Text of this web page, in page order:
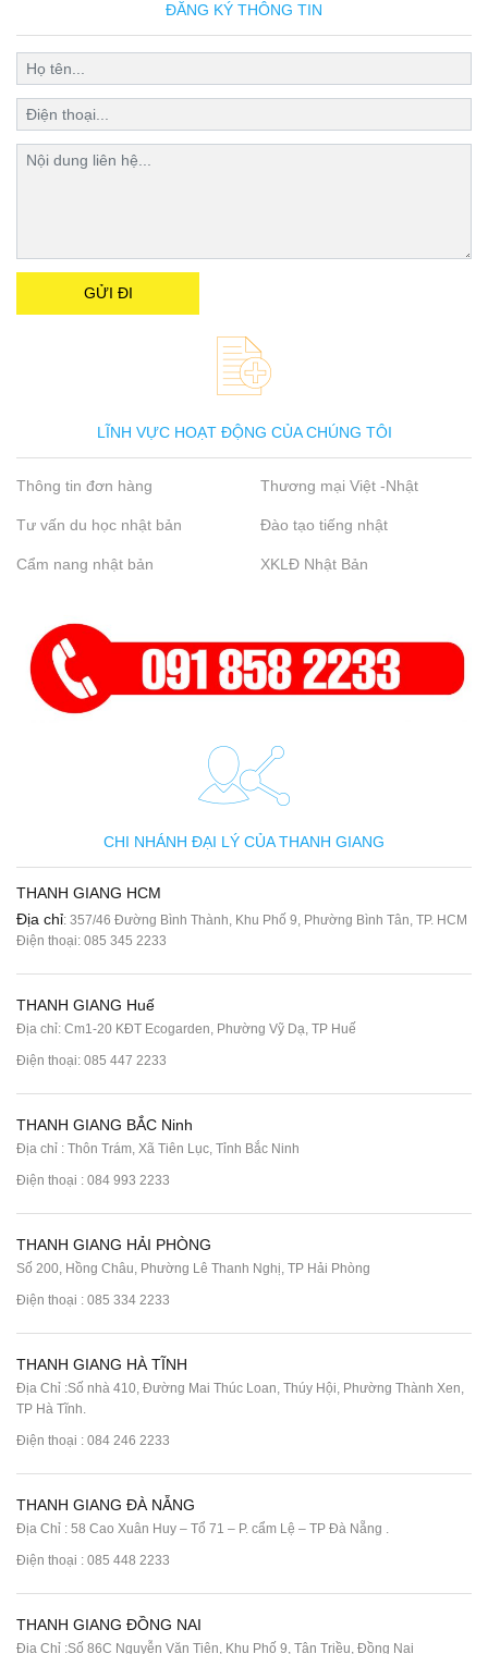
ĐĂNG KÝ THÔNG TIN
LĨNH VỰC HOẠT ĐỘNG CỦA CHÚNG TÔI
Thông tin đơn hàng Thương mại Việt -Nhật
Tư vấn du học nhật bản Đào tạo tiếng nhật
Cẩm nang nhật bản XKLĐ Nhật Bản
CHI NHÁNH ĐẠI LÝ CỦA THANH GIANG
THANH GIANG HCM
Địa chỉ: 357/46 Đường Bình Thành, Khu Phố 9, Phường Bình Tân, TP. HCM
Điện thoại: 085 345 2233
THANH GIANG Huế
Địa chỉ: Cm1-20 KĐT Ecogarden, Phường Vỹ Dạ, TP Huế
Điện thoại: 085 447 2233
THANH GIANG BẮC Ninh
Địa chỉ : Thôn Trám, Xã Tiên Lục, Tỉnh Bắc Ninh
Điện thoại : 084 993 2233
THANH GIANG HẢI PHÒNG
Số 200, Hồng Châu, Phường Lê Thanh Nghị, TP Hải Phòng
Điện thoại : 085 334 2233
THANH GIANG HÀ TĨNH
Địa Chỉ :Số nhà 410, Đường Mai Thúc Loan, Thúy Hội, Phường Thành Xen,
TP Hà Tĩnh.
Điện thoại : 084 246 2233
THANH GIANG ĐÀ NẴNG
Địa Chỉ : 58 Cao Xuân Huy – Tổ 71 – P. cẩm Lệ – TP Đà Nẵng .
Điện thoại : 085 448 2233
THANH GIANG ĐỒNG NAI
Địa Chỉ :Số 86C Nguyễn Văn Tiên, Khu Phố 9, Tân Triều, Đồng Nai